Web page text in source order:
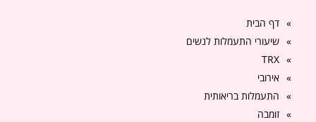
דף הבית
שיעורי התעמלות לנשים
TRX
אירובי
התעמלות בריאותית
זומבה